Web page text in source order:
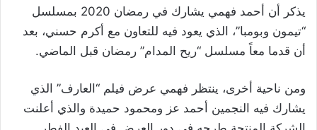
يذكر أن أحمد فهمي يشارك في رمضان 2020 بمسلسل
“تيمون وبومبا”، الذي يعود فيه للتعاون مع أكرم حسني، بعد
أن قدما معاً مسلسل “ريح المدام” رمضان قبل الماضي.
ومن ناحية أخرى، ينتظر فهمي عرض فيلم “العارف” الذي
يشارك فيه النجمين أحمد عز ومحمود حميدة والذي أعلنت